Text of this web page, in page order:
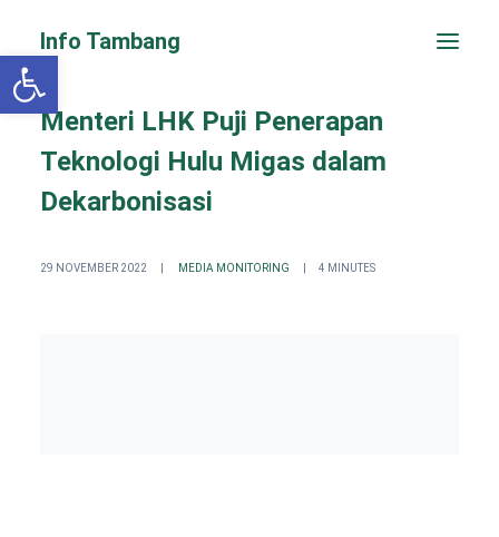
Info Tambang
Menteri LHK Puji Penerapan
Teknologi Hulu Migas dalam
Dekarbonisasi
29 NOVEMBER 2022 MEDIA MONITORING 4 MINUTES
Open toolbar